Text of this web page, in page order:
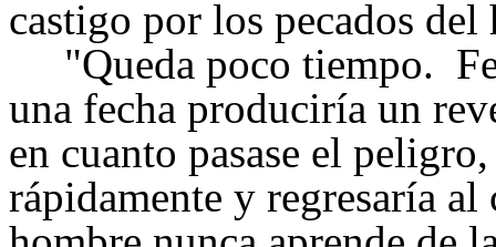
castigo por los pecados del
"Queda poco tiempo.
una fecha produciría un
en cuanto pasase el
rápidamente y regresaría